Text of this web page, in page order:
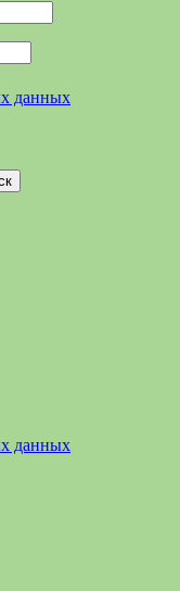
данных
данных